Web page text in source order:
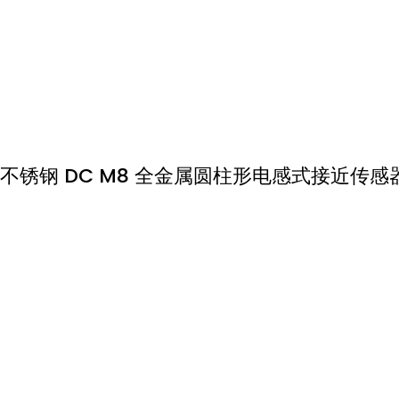
不锈钢 DC M8 全金属圆柱形电感式接近传感